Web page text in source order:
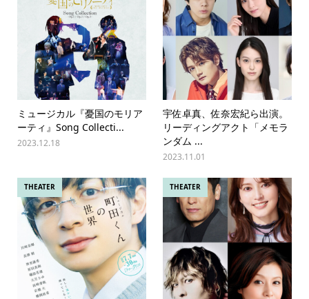
ミュージカル『憂国のモリア
ーティ』Song Collecti...
2023.12.18
宇佐卓真、佐奈宏紀ら出演。
リーディングアクト「メモラ
ンダム ...
2023.11.01
THEATER THEATER